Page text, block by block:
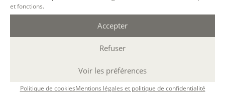
et fonctions.
Accepter
Refuser
Voir les préférences
Politique de cookiesMentions légales et politique de confidentialité
LE PARCOURS - MODULE 2 : TECHNIQUES DE BASE
Isabelle Agert, Isabelle Rossignol
408 € ou 3 x 136€
DEMANDER UN DEVIS